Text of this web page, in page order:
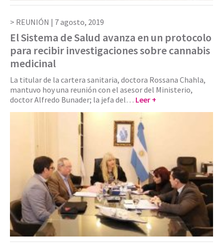
REUNIÓN | 7 agosto, 2019
El Sistema de Salud avanza en un protocolo
para recibir investigaciones sobre cannabis
medicinal
La titular de la cartera sanitaria, doctora Rossana Chahla,
mantuvo hoy una reunión con el asesor del Ministerio,
doctor Alfredo Bunader; la jefa del… Leer +